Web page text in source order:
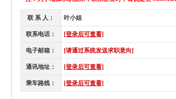
联 系 人： 叶小姐
联系电话： [登录后可查看]
电子邮箱： [请通过系统发送求职意向]
通讯地址： [登录后可查看]
乘车路线： [登录后可查看]